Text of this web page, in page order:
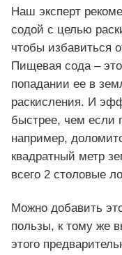
Наш эксперт
содой с целью
чтобы избавиться
Пищевая сода –
попадании ее в
раскисления. И
быстрее, чем если
например,
квадратный метр
всего 2 столовые
Можно добавить
пользы, к тому же
этого